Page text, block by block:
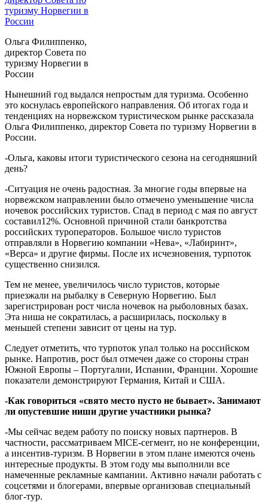
Ольга Филиппенко,
директор Совета по
туризму Норвегии в
России
Нынешний год выдался непростым для туризма. Особенно
это коснулась европейского направления. Об итогах года и
тенденциях на норвежском туристическом рынке рассказала
Ольга Филиппенко, директор Совета по туризму Норвегии в
России.
-Ольга, каковы итоги туристического сезона на сегодняшний
день?
-Ситуация не очень радостная. За многие годы впервые на
норвежском направлении было отмечено уменьшение числа
ночевок российских туристов. Спад в период с мая по август
составил12%. Основной причиной стали банкротства
российских туроператоров. Большое число туристов
отправляли в Норвегию компании «Нева», «Лабиринт»,
«Верса» и другие фирмы. После их исчезновения, турпоток
существенно снизился.
Тем не менее, увеличилось число туристов, которые
приезжали на рыбалку в Северную Норвегию. Был
зарегистрирован рост числа ночевок на рыболовных базах.
Эта ниша не сократилась, а расширилась, поскольку в
меньшей степени зависит от цены на тур.
Следует отметить, что турпоток упал только на российском
рынке. Напротив, рост был отмечен даже со стороны стран
Южной Европы – Португалии, Испании, Франции. Хорошие
показатели демонстрируют Германия, Китай и США.
-Как говориться «свято место пусто не бывает». Занимают
ли опустевшие ниши другие участники рынка?
-Мы сейчас ведем работу по поиску новых партнеров. В
частности, рассматриваем MICE-сегмент, но не конференции,
а инсентив-туризм. В Норвегии в этом плане имеются очень
интересные продукты. В этом году мы выполнили все
намеченные рекламные кампании. Активно начали работать с
соцсетями и блогерами, впервые организовав специальный
блог-тур.